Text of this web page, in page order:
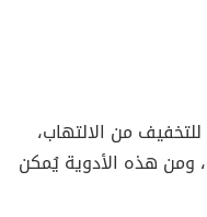
من الالتهاب،
ومن هذه الأدوية يُمكن